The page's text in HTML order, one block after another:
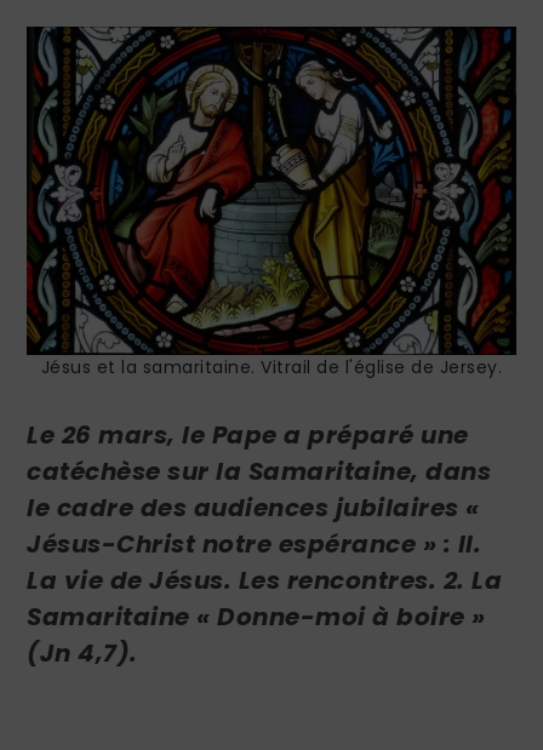
Jésus et la samaritaine. Vitrail de l'église de Jersey.
Le 26 mars, le Pape a préparé une
catéchèse sur la Samaritaine, dans
le cadre des audiences jubilaires «
Jésus-Christ notre espérance » : II.
La vie de Jésus. Les rencontres. 2. La
Samaritaine « Donne-moi à boire »
(Jn 4,7).